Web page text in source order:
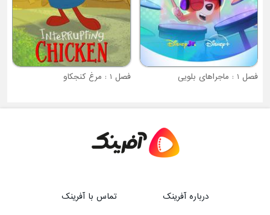
فصل 1 : مرغ کنجکاو
درباره آفرینک تماس با آفرینک